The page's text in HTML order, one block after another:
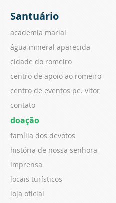
Santuário
academia marial
água mineral aparecida
cidade do romeiro
centro de apoio ao romeiro
centro de eventos pe. vitor
contato
doação
família dos devotos
história de nossa senhora
imprensa
locais turísticos
loja oficial